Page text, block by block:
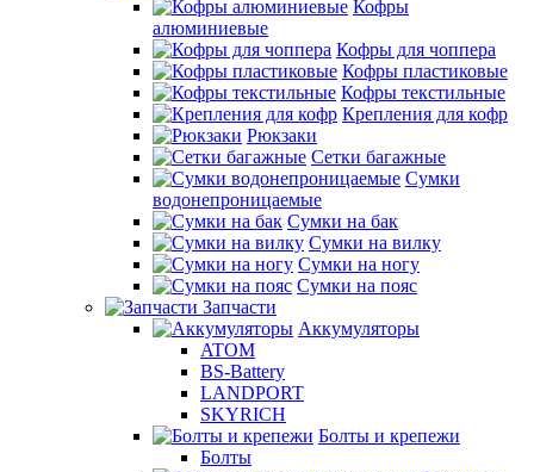
Кофры
алюминиевые
Кофры для чоппера
Кофры пластиковые
Кофры текстильные
Крепления для кофр
Рюкзаки
Сетки багажные
Сумки
водонепроницаемые
Сумки на бак
Сумки на вилку
Сумки на ногу
Сумки на пояс
Запчасти
Аккумуляторы
ATOM
BS-Battery
LANDPORT
SKYRICH
Болты и крепежи
Болты